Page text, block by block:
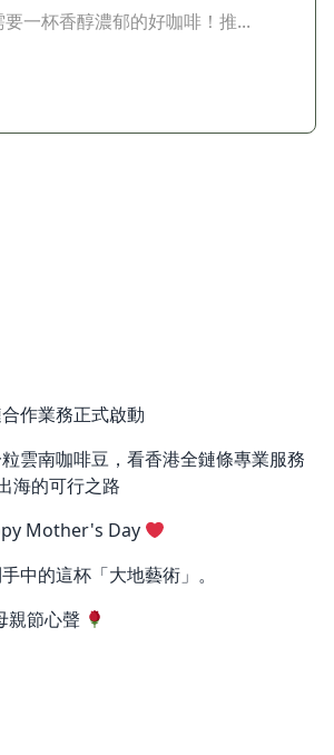
一杯香醇濃郁的好咖啡！推...
作業務正式啟動
雲南咖啡豆，看香港全鏈條專業服務
海的可行之路
Mother's Day
中的這杯「大地藝術」。
親節心聲